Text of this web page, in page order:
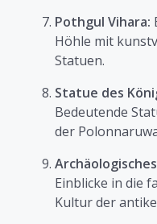
Pothgul Vihara:
Höhle mit
Statuen.
Statue des
Bedeutende
der
Einblicke in die
Kultur der